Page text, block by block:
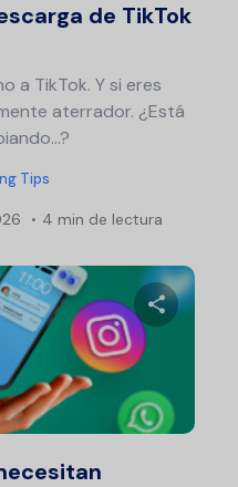
de TikTok
a TikTok. Y si eres
aterrador. ¿Está
Tips
4 min de lectura